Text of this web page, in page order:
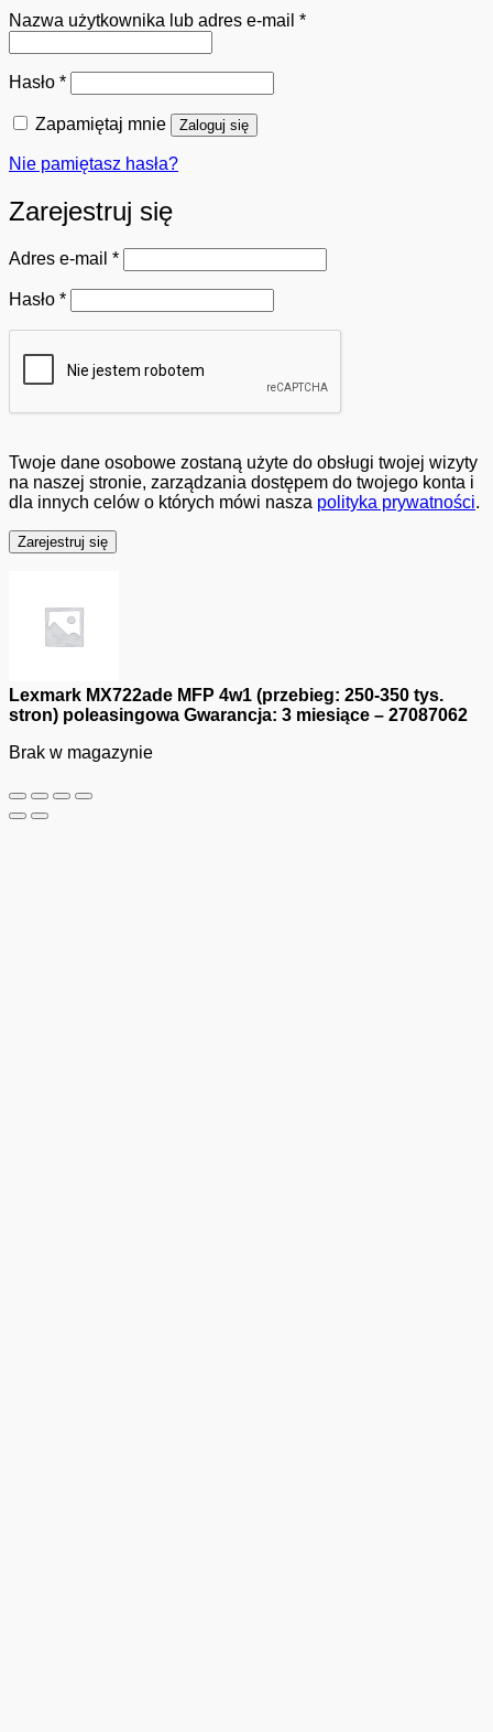
Nazwa użytkownika lub adres e-mail *Wymagane
Hasło *Wymagane
Zapamiętaj mnie Zaloguj się
Nie pamiętasz hasła?
Zarejestruj się
Adres e-mail *Wymagane
Hasło *Wymagane
Twoje dane osobowe zostaną użyte do obsługi twojej wizyty
na naszej stronie, zarządzania dostępem do twojego konta i
dla innych celów o których mówi nasza polityka prywatności.
Zarejestruj się
Lexmark MX722ade MFP 4w1 (przebieg: 250-350 tys.
stron) poleasingowa Gwarancja: 3 miesiące – 27087062
Brak w magazynie